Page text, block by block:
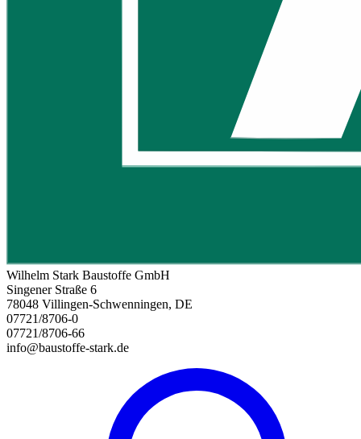
Wilhelm Stark Baustoffe GmbH
Singener Straße 6
78048 Villingen-Schwenningen, DE
07721/8706-0
07721/8706-66
info@baustoffe-stark.de